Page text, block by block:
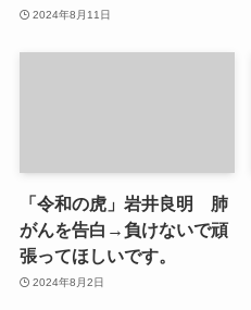
2024年8月11日
「令和の虎」岩井良明 肺
がんを告白→負けないで頑
張ってほしいです。
2024年8月2日